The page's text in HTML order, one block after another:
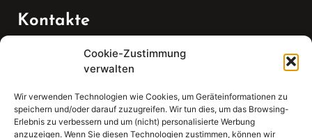
Cookie-Zustimmung
verwalten
Wir verwenden Technologien wie Cookies, um Geräteinformationen zu
speichern und/oder darauf zuzugreifen. Wir tun dies, um das Browsing-
Erlebnis zu verbessern und um (nicht) personalisierte Werbung
anzuzeigen. Wenn Sie diesen Technologien zustimmen, können wir
Kontakte
07147 270 3349
Email: